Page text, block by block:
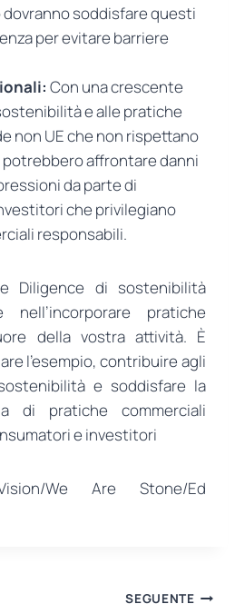
soddisfare questi
per evitare barriere
Con una crescente
e alle pratiche
non UE che non rispettano
affrontare danni
da parte di
che privilegiano
responsabili.
Diligence di sostenibilità
nell’incorporare pratiche
della vostra attività. È
l’esempio, contribuire agli
e soddisfare la
di pratiche commerciali
e investitori
We Are Stone/Ed
SEGUENTE